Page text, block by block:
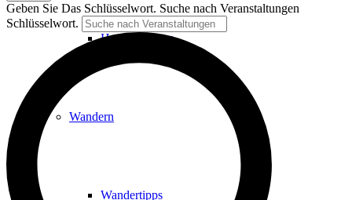
Hardtbergturm
Wandern
Wandertipps
Geben Sie Das Schlüsselwort. Suche nach Veranstaltungen
Schlüsselwort.